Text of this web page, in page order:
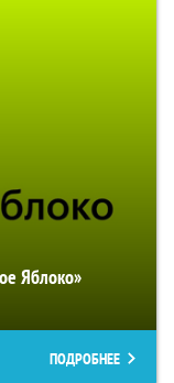
Яблоко»
ПОДРОБНЕЕ